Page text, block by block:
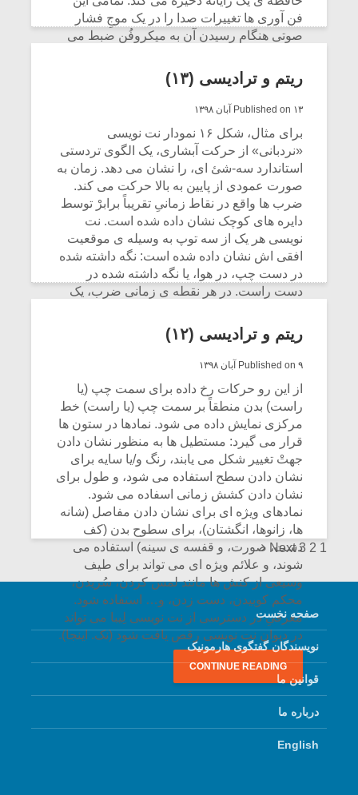
فن آوری ها تغییرات صدا را در یک موجِ فشار
صوتی هنگام رسیدن آن به میکروفُن ضبط می
CONTINUE READING
ریتم و ترادیسی (۱۳)
Published on ۱۳ آبان ۱۳۹۸
برای مثال، شکل ۱۶ نمودار نت نویسی
«نردبانی» از حرکت آبشاری، یک الگوی تردستی
استاندارد سه-شئ ای، را نشان می دهد. زمان به
صورت عمودی از پایین به بالا حرکت می کند.
ضرب ها واقع در نقاط زمانیِ تقریباً برابرْ توسط
دایره های کوچک نشان داده شده است. نت
نویسی هر یک از سه توپ به وسیله ی موقعیت
افقی اش نشان داده شده است: نگه داشته شده
در دست چپ، در هوا، یا نگه داشته شده در
دست راست. در هر نقطه ی زمانی ضرب، یک
دریافت شدن، و یک توپ در حالت پرواز است. از
آنجایی که سه توپ وجود دارد و هر توپ در هر
سه ضرب یک بار پرتاب می شود، این الگو
تغییرات جزئی (مانند شروع با یک دست دیگر)،
این نوع حرکت کاملاً حالت آبشاری را مشخص
می کند.
CONTINUE READING
ریتم و ترادیسی (۱۲)
Published on ۹ آبان ۱۳۹۸
از این رو حرکات رخ داده برای سمت چپ (یا
راست) بدن منطقاً بر سمت چپ (یا راست) خط
مرکزی نمایش داده می شود. نمادها در ستون ها
قرار می گیرد: مستطیل ها به منظور نشان دادن
جهتْ تغییر شکل می یابند، رنگ و/یا سایه برای
نشان دادن سطح استفاده می شود، و طول برای
نشان دادن کشش زمانی اسفاده می شود.
نمادهای ویژه ای برای نشان دادن مفاصل (شانه
ها، زانوها، انگشتان)، برای سطوح بدن (کف
دست، صورت، و قفسه ی سینه) استفاده می
شوند، و علائم ویژه ای می تواند برای طیف
وسیعی از کنش ها مانند لمس کردن، سُریدن،
محکم کوبیدن، دست زدن، و… استفاده شود.
معرفیِ در دسترسی از نت نویسی لِیبا می تواند
در دیوان نت نویسی رقص یافت شود (نک.اینجا).
CONTINUE READING
Posts
navigation
1
2
3
Next
صفحه نخست
نویسندگان گفتگوی هارمونیک
قوانین ما
درباره ما
English